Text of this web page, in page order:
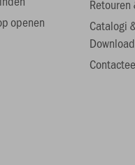
openen
Retouren
Catalogi